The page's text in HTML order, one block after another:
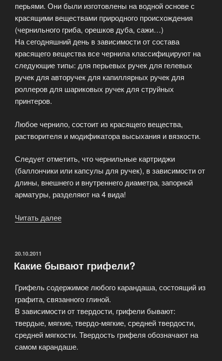
перьями. Они были изготовлены на водной основе с
красящими веществами природного происхождения
(чернильного гриба, орешков дуба, сажи…)
На сегодняшний день в зависимости от состава
красящего вещества все чернила классифицируют на
следующие типы: для перьевых ручек для гелевых
ручек для авторучек для капиллярных ручек для
роллеров для шариковых ручек для струйных
принтеров.
Любое чернило, состоит из красящего вещества,
растворителя и модификатора высыхания и вязкости.
Следует отметить, что чернильные картриджи
(баллончики или капсулы для ручек), в зависимости от
длины, внешнего и внутреннего диаметра, запорной
арматуры, разделяют на 4 вида!
Читать далее
ОПУБЛИКОВАНО
20.10.2011
Какие бывают грифели?
Грифель содержимое любого карандаша, состоящий из
графита, связанного глиной.
В зависимости от твердости, грифели бывают:
твердые, мягкие, твердо-мягкие, средней твердости,
средней мягкости. Твердость грифеля обозначают на
самом карандаше.